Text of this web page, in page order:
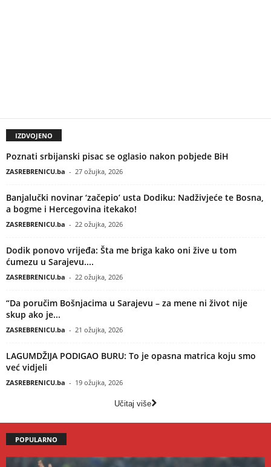
IZDVOJENO
Poznati srbijanski pisac se oglasio nakon pobjede BiH
ZASREBRENICU.ba - 27 ožujka, 2026
Banjalučki novinar ‘začepio’ usta Dodiku: Nadživjeće te Bosna,
a bogme i Hercegovina itekako!
ZASREBRENICU.ba - 22 ožujka, 2026
Dodik ponovo vrijeđa: Šta me briga kako oni žive u tom
ćumezu u Sarajevu....
ZASREBRENICU.ba - 22 ožujka, 2026
“Da poručim Bošnjacima u Sarajevu – za mene ni život nije
skup ako je...
ZASREBRENICU.ba - 21 ožujka, 2026
LAGUMDŽIJA PODIGAO BURU: To je opasna matrica koju smo
već vidjeli
ZASREBRENICU.ba - 19 ožujka, 2026
Učitaj više
POPULARNO